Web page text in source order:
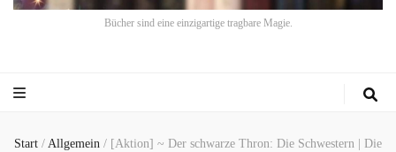
Bücher sind eine einzigartige tragbare Magie.
Start / Allgemein / [Aktion] ~ Der schwarze Thron: Die Schwestern | Die